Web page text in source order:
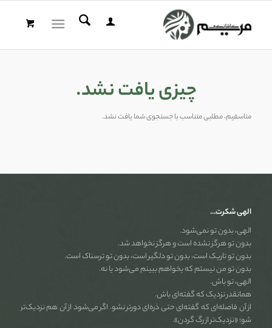
چیزی یافت نشد.
متاسفیم، مطلبی متناسب با جستجوی شما یافت نشد.
الهی شکرت…
الهی، بدون تو نمی‌شود.
بدون تو هرگز نشده است و هرگز نخواهد شد.
بدون تو تاریک است، بدون تو دلگیر است، بدون تو ترسناک است.
بدون تو من نیستم که بخواهم ببینم می‌شود یا نه.
الهی، تو باش.
همانقدر نزدیک که گفته‌ای باش.
از آن فاصله‌ای که گفته‌ای حتی ذره‌ای دورتر نشو. اگر می‌شود از آن هم نزدیک‌تر
شو؛ «نزدیک‌تر از رگ گردن».